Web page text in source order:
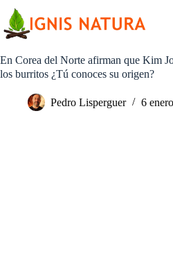
contenido
En Corea del Norte afirman que Kim
los burritos ¿Tú conoces su origen?
Pedro Lisperguer 6